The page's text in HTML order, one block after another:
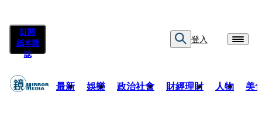
訂閱
紙本雜
誌
登入
最新 娛樂 政治社會 財經理財 人物 美